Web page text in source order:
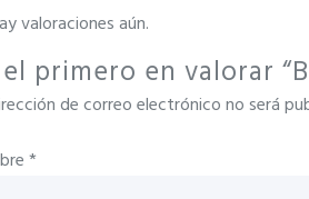
valoraciones aún.
primero en valorar
de correo electrónico no será
*